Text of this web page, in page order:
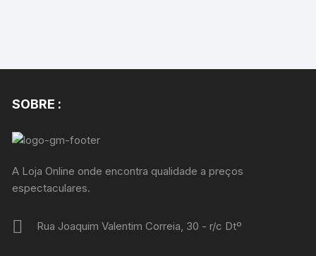
SOBRE :
A Loja Online onde encontra qualidade a preços
espectaculares.
Rua Joaquim Valentim Correia, 30 - r/c Dtº